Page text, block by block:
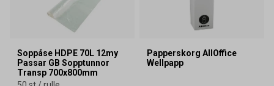
Soppåse HDPE 70L 12my
Passar GB Sopptunnor
Transp 700x800mm
Papperskorg AllOffice
Wellpapp